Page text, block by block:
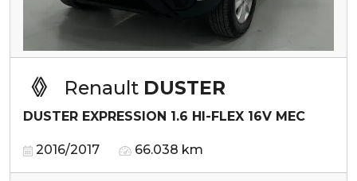
Renault DUSTER
DUSTER EXPRESSION 1.6 HI-FLEX 16V MEC
2016/2017 66.038 km